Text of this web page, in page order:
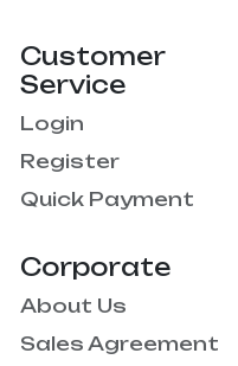
Corporate
About Us
Sales Agreement
Customer
Service
Login
Register
Quick Payment